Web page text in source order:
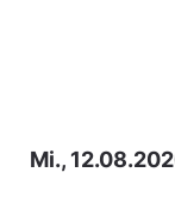
Mi.,